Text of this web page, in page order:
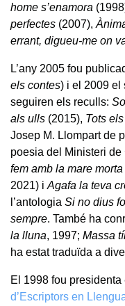
home s’enamora
perfectes (2007),
errant, digueu-me on
L’any 2005 fou
els contes) i el 2009 el
seguiren els reculls:
als ulls (2015), Tots
Josep M. Llompart de
poesia del Ministeri
fem amb la mare morta
2021) i Agafa la teva
l’antologia Si no dius
sempre. També ha
la lluna, 1997; Massa
ha estat traduïda a
El 1998 fou presidenta
d’Escriptors en